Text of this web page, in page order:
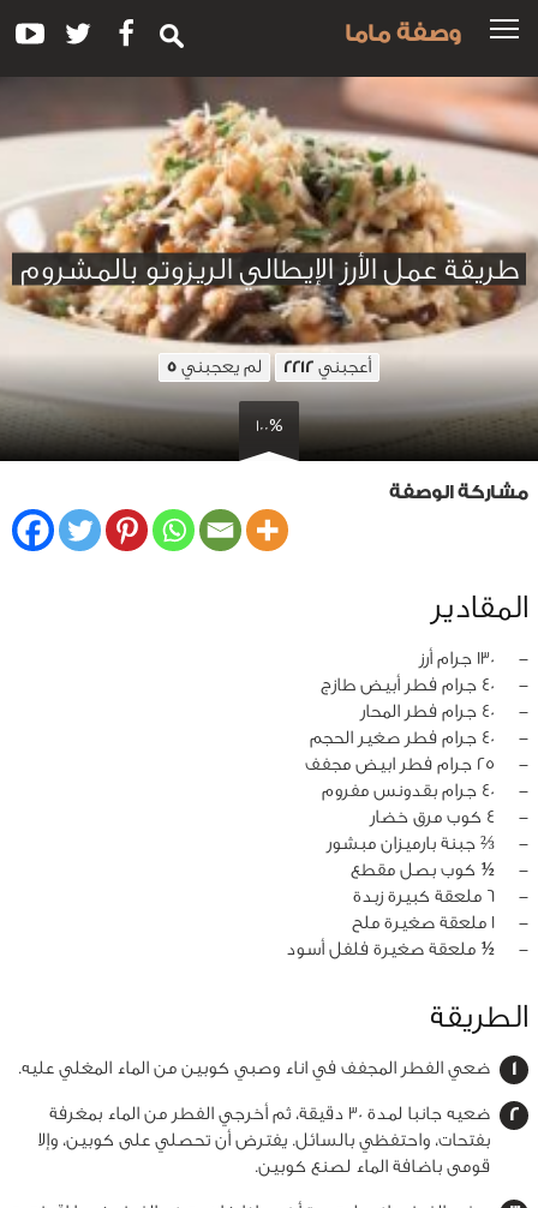
وصفة ماما
طريقة عمل الأرز الإيطالي الريزوتو بالمشروم
أعجبني 2212 لم يعجبني 5
100%
مشاركة الوصفة
المقادير
‏-
130 جرام أرز
‏-
40 جرام فطر أبيض طازج
‏-
40 جرام فطر المحار
‏-
40 جرام فطر صغير الحجم
‏-
25 جرام فطر ابيض مجفف
‏-
40 جرام بقدونس مفروم
‏-
4 كوب مرق خضار
‏-
⅔ جبنة بارميزان مبشور
‏-
½ كوب بصل مقطع
‏-
6 ملعقة كبيرة زبدة
‏-
1 ملعقة صغيرة ملح
‏-
½ ملعقة صغيرة فلفل أسود
الطريقة
ضعي الفطر المجفف في اناء وصبي كوبين من الماء المغلي عليه.
ضعيه جانبا لمدة 30 دقيقة، ثم أخرجي الفطر من الماء بمغرفة
بفتحات، واحتفظي بالسائل. يفترض أن تحصلي على كوبين، وإلا
قومى باضافة الماء لصنع كوبين.